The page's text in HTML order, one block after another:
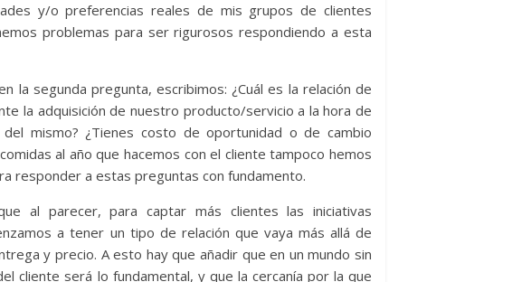
y/o preferencias reales de mis grupos de clientes
problemas para ser rigurosos respondiendo a esta
la segunda pregunta, escribimos: ¿Cuál es la relación de
la adquisición de nuestro producto/servicio a la hora de
mismo? ¿Tienes costo de oportunidad o de cambio
al año que hacemos con el cliente tampoco hemos
responder a estas preguntas con fundamento.
al parecer, para captar más clientes las iniciativas
a tener un tipo de relación que vaya más allá de
y precio. A esto hay que añadir que en un mundo sin
cliente será lo fundamental, y que la cercanía por la que